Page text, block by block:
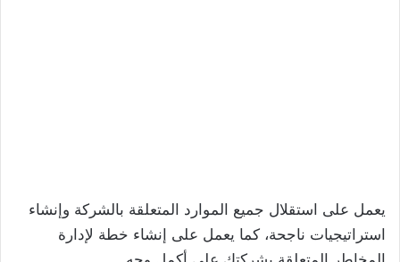
يعمل على استقلال جميع الموارد المتعلقة بالشركة وإنشاء
استراتيجيات ناجحة، كما يعمل على إنشاء خطة لإدارة